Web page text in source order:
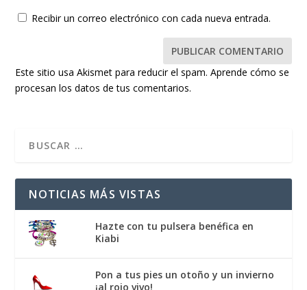
Recibir un correo electrónico con cada nueva entrada.
Este sitio usa Akismet para reducir el spam.Aprende cómo se
procesan los datos de tus comentarios.
NOTICIAS MÁS VISTAS
Hazte con tu pulsera benéfica en
Kiabi
Pon a tus pies un otoño y un invierno
¡al rojo vivo!